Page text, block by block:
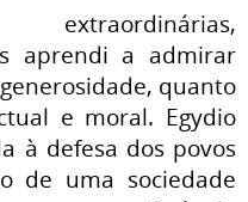
aprendi a admirar
quanto
e moral. Egydio
à defesa dos povos
de uma sociedade